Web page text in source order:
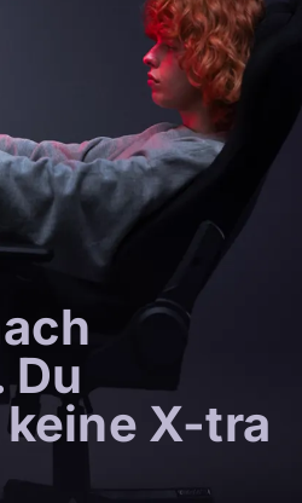
Du
X-tra